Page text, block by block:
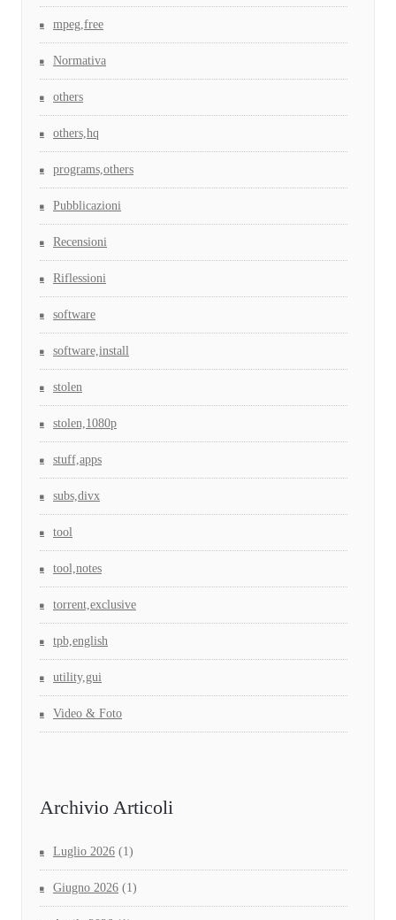
mpeg,free
Normativa
others
others,hq
programs,others
Pubblicazioni
Recensioni
Riflessioni
software
software,install
stolen
stolen,1080p
stuff,apps
subs,divx
tool
tool,notes
torrent,exclusive
tpb,english
utility,gui
Video & Foto
Archivio Articoli
Luglio 2026 (1)
Giugno 2026 (1)